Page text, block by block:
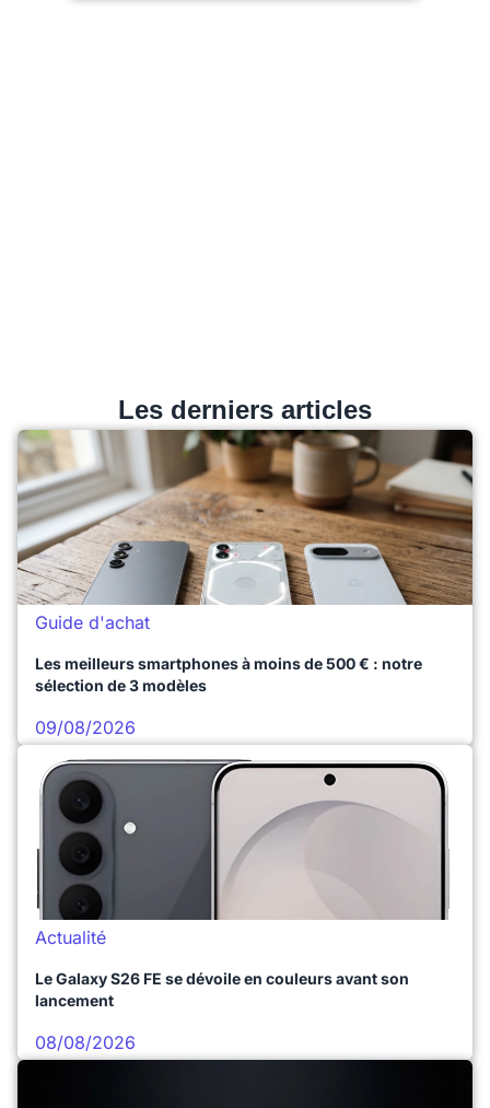
Les derniers articles
Guide d'achat
Les meilleurs smartphones à moins de 500 € : notre
sélection de 3 modèles
09/08/2026
Actualité
Le Galaxy S26 FE se dévoile en couleurs avant son
lancement
08/08/2026